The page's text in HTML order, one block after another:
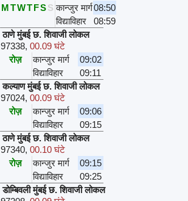
MTWT FS S कान्जुर मार्ग08:50
विद्याविहार
08:59
ठाणे मुंबई छ. शिवाजी लोकल
97338, 00.09 घंटे
रोज़
कान्जुर मार्ग
09:02
विद्याविहार
09:11
कल्याण मुंबई छ. शिवाजी लोकल
97024, 00.09 घंटे
रोज़
कान्जुर मार्ग
09:06
विद्याविहार
09:15
ठाणे मुंबई छ. शिवाजी लोकल
97340, 00.10 घंटे
रोज़
कान्जुर मार्ग
09:15
विद्याविहार
09:25
डोम्बिवली मुंबई छ. शिवाजी लोकल